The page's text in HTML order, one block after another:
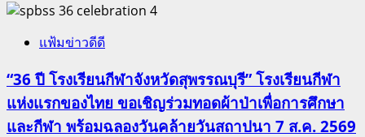
4
แฟ้มข่าวดีดี
“36 ปี โรงเรียนกีฬาจังหวัดสุพรรณบุรี” โรงเรียนกีฬา
แห่งแรกของไทย ขอเชิญร่วมทอดผ้าป่าเพื่อการศึกษา
และกีฬา พร้อมฉลองวันคล้ายวันสถาปนา 7 ส.ค. 2569